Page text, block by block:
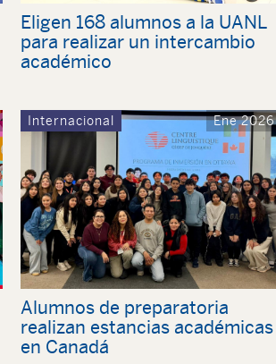
Eligen 168 alumnos a la UANL
para realizar un intercambio
académico
Internacional Ene 2026
Alumnos de preparatoria
realizan estancias académicas
en Canadá